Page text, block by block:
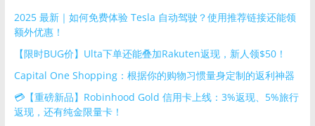
2025 最新｜如何免费体验 Tesla 自动驾驶？使用推荐链接还能领
额外优惠！
【限时BUG价】Ulta下单还能叠加Rakuten返现，新人领$50！
Capital One Shopping：根据你的购物习惯量身定制的返利神器
💳【重磅新品】Robinhood Gold 信用卡上线：3%返现、5%旅行
返现，还有纯金限量卡！